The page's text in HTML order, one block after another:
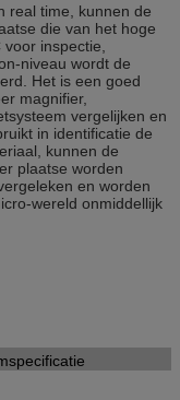
real time, kunnen de
die van het hoge
inspectie,
niveau wordt de
Het is een goed
magnifier,
vergelijken en
in identificatie de
kunnen de
plaatse worden
en worden
wereld onmiddellijk